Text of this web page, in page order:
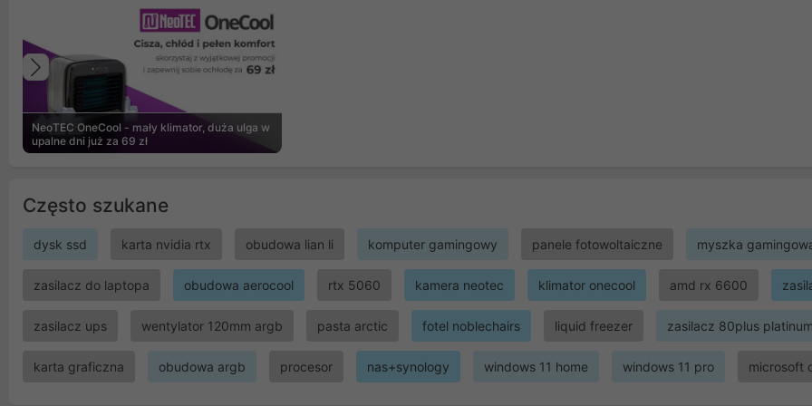
NeoTEC OneCool - mały klimator, duża ulga w
upalne dni już za 69 zł
Poprzedni
Często szukane
dysk ssd karta nvidia rtx obudowa lian li komputer gamingowy panele fotowoltaiczne myszka
zasilacz do laptopa obudowa aerocool rtx 5060 kamera neotec klimator onecool amd rx 6600
zasilacz ups wentylator 120mm argb pasta arctic fotel noblechairs liquid freezer zasilacz 80plus platinum
karta graficzna obudowa argb procesor nas+synology windows 11 home windows 11 pro microsoft